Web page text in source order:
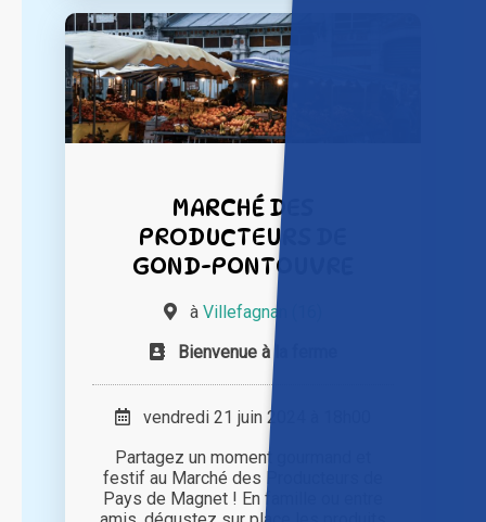
MARCHÉ DES
PRODUCTEURS DE
GOND-PONTOUVRE
à Villefagnan (16)
Bienvenue à la ferme
vendredi 21 juin 2024 à 18h00
Partagez un moment gourmand et
festif au Marché des Producteurs de
Pays de Magnet ! En famille ou entre